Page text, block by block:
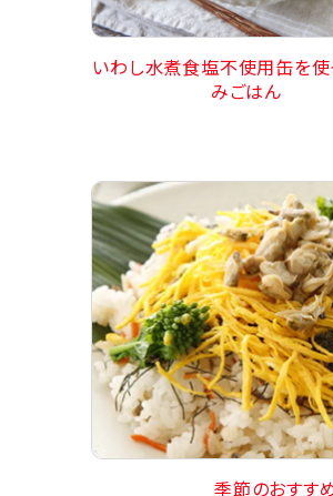
いわし水煮食塩不使用缶を使
みごはん
季節のおすす